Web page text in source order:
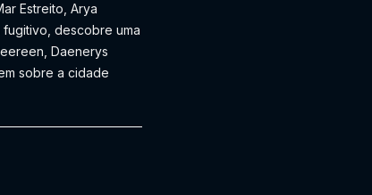
Estreito, Arya
descobre uma
Daenerys
sobre a cidade